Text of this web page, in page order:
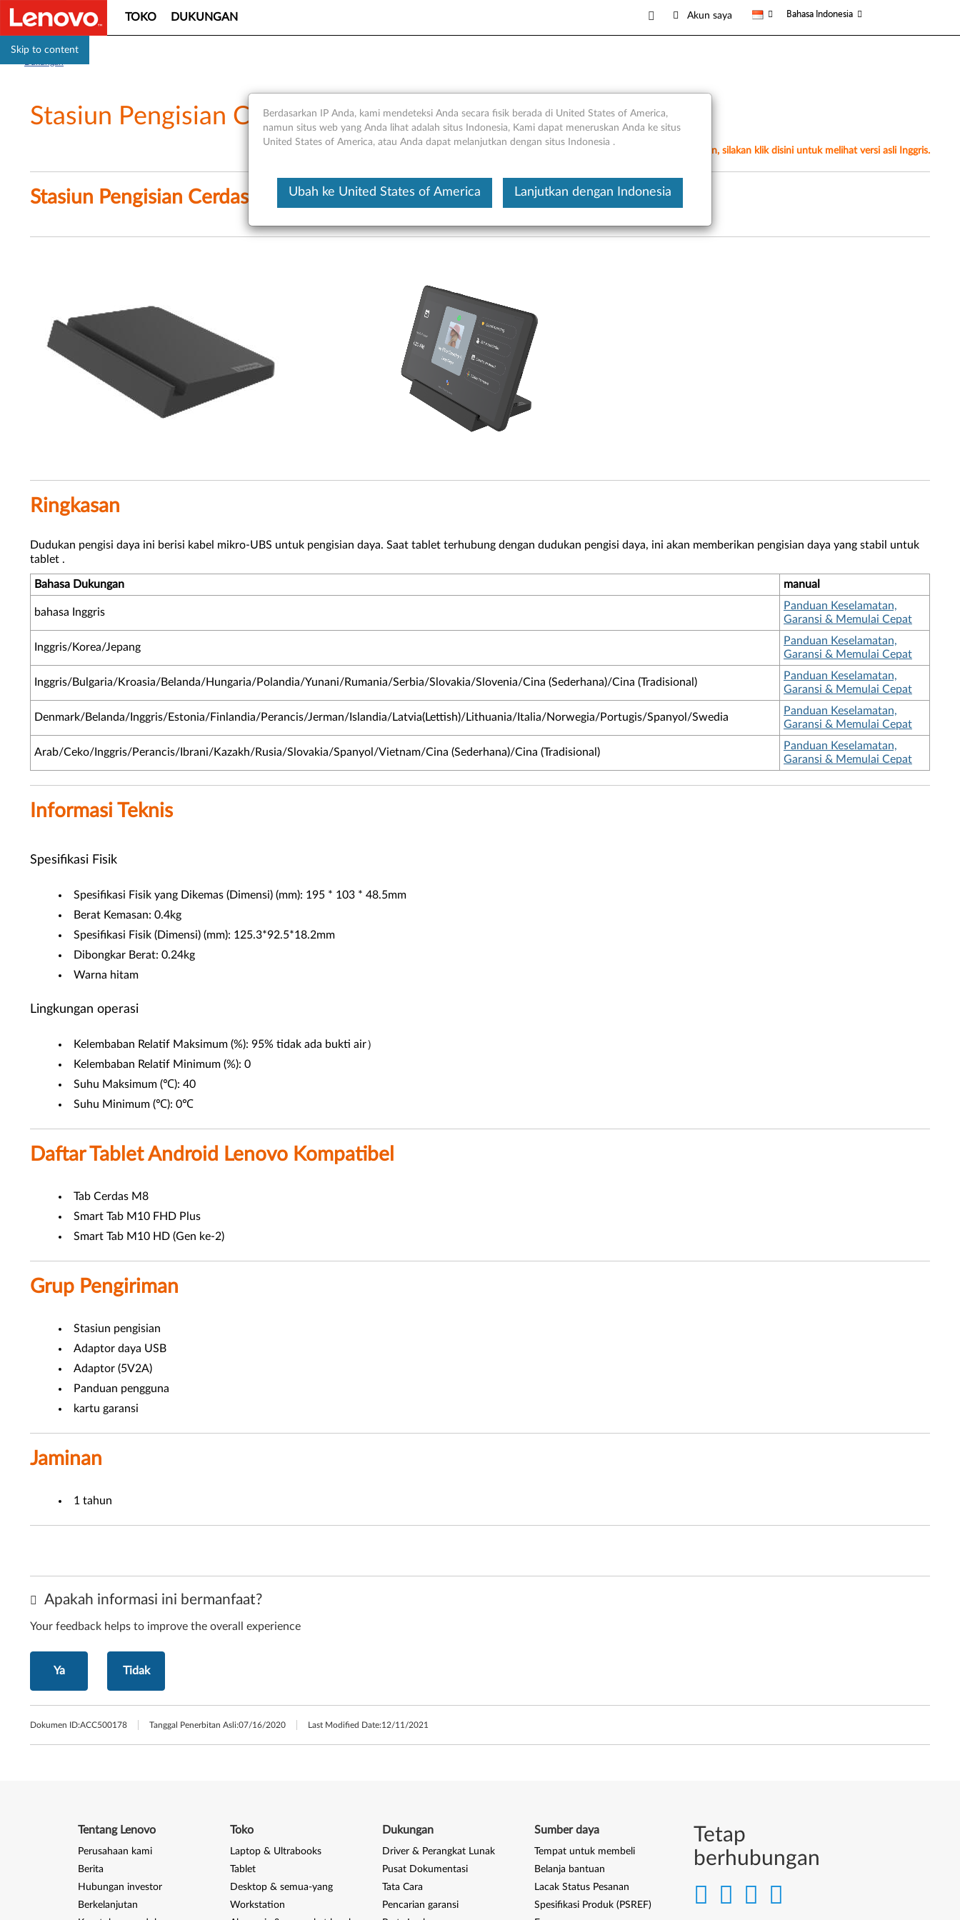
Skip to content
TOKO DUKUNGAN Akun saya Bahasa Indonesia
Stasiun Pengisian Cerdas Lenovo CD-100) - Tinjauan
Ini merupakan artikel terjemahan mesin, silakan klik disini untuk melihat versi asli Inggris.
Stasiun Pengisian Cerdas ( Lenovo CD-100)
Ringkasan
Dudukan pengisi daya ini berisi kabel mikro-UBS untuk pengisian daya. Saat tablet terhubung dengan dudukan pengisi daya, ini akan memberikan pengisian daya yang stabil untuk
tablet .
Bahasa Dukungan manual
bahasa Inggris
Panduan Keselamatan,
Garansi & Memulai Cepat
Inggris/Korea/Jepang
Panduan Keselamatan,
Garansi & Memulai Cepat
Inggris/Bulgaria/Kroasia/Belanda/Hungaria/Polandia/Yunani/Rumania/Serbia/Slovakia/Slovenia/Cina (Sederhana)/Cina (Tradisional)
Panduan Keselamatan,
Garansi & Memulai Cepat
Denmark/Belanda/Inggris/Estonia/Finlandia/Perancis/Jerman/Islandia/Latvia(Lettish)/Lithuania/Italia/Norwegia/Portugis/Spanyol/Swedia
Panduan Keselamatan,
Garansi & Memulai Cepat
Arab/Ceko/Inggris/Perancis/Ibrani/Kazakh/Rusia/Slovakia/Spanyol/Vietnam/Cina (Sederhana)/Cina (Tradisional)
Panduan Keselamatan,
Garansi & Memulai Cepat
Informasi Teknis
Spesifikasi Fisik
Spesifikasi Fisik yang Dikemas (Dimensi) (mm): 195 * 103 * 48.5mm
Berat Kemasan: 0.4kg
Spesifikasi Fisik (Dimensi) (mm): 125.3*92.5*18.2mm
Dibongkar Berat: 0.24kg
Warna hitam
Lingkungan operasi
Kelembaban Relatif Maksimum (%): 95% tidak ada bukti air）
Kelembaban Relatif Minimum (%): 0
Suhu Maksimum (℃): 40
Suhu Minimum (℃): 0℃
Daftar Tablet Android Lenovo Kompatibel
Tab Cerdas M8
Smart Tab M10 FHD Plus
Smart Tab M10 HD (Gen ke-2)
Grup Pengiriman
Stasiun pengisian
Adaptor daya USB
Adaptor (5V2A)
Panduan pengguna
kartu garansi
Jaminan
1 tahun
Apakah informasi ini bermanfaat?
Your feedback helps to improve the overall experience
Ya Tidak
Dokumen ID:ACC500178 Tanggal Penerbitan Asli:07/16/2020 Last Modified Date:12/11/2021
Tetap
berhubungan
Berdasarkan IP Anda, kami mendeteksi Anda secara fisik berada di United States of America,
namun situs web yang Anda lihat adalah situs Indonesia, Kami dapat meneruskan Anda ke situs
United States of America, atau Anda dapat melanjutkan dengan situs Indonesia .
Ubah ke United States of America Lanjutkan dengan Indonesia
Tentang Lenovo
Perusahaan kami
Berita
Hubungan investor
Berkelanjutan
Toko
Laptop & Ultrabooks
Tablet
Desktop & semua-yang
Workstation
Dukungan
Driver & Perangkat Lunak
Pusat Dokumentasi
Tata Cara
Pencarian garansi
Sumber daya
Tempat untuk membeli
Belanja bantuan
Lacak Status Pesanan
Spesifikasi Produk (PSREF)